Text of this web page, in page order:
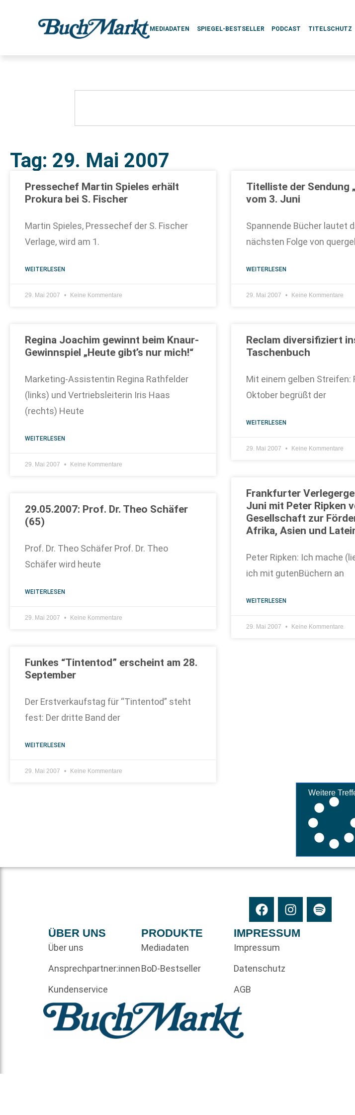
MEDIADATEN SPIEGEL-BESTSELLER PODCAST TITELSCHUTZ
Tag: 29. Mai 2007
Pressechef Martin Spieles erhält
Prokura bei S. Fischer
Martin Spieles, Pressechef der S. Fischer
Verlage, wird am 1.
WEITERLESEN
29. Mai 2007 Keine Kommentare
Titelliste der Sendung
vom 3. Juni
Spannende Bücher lautet
nächsten Folge von
WEITERLESEN
29. Mai 2007 Keine Kommentare
Regina Joachim gewinnt beim Knaur-
Gewinnspiel „Heute gibt’s nur mich!“
Marketing-Assistentin Regina Rathfelder
(links) und Vertriebsleiterin Iris Haas
(rechts) Heute
WEITERLESEN
29. Mai 2007 Keine Kommentare
Reclam diversifiziert
Taschenbuch
Mit einem gelben Streifen:
Oktober begrüßt der
WEITERLESEN
29. Mai 2007 Keine Kommentare
29.05.2007: Prof. Dr. Theo Schäfer
(65)
Prof. Dr. Theo Schäfer Prof. Dr. Theo
Schäfer wird heute
WEITERLESEN
29. Mai 2007 Keine Kommentare
Frankfurter
Juni mit Peter Ripken
Gesellschaft zur
Afrika, Asien und
Peter Ripken: Ich mache
ich mit gutenBüchern an
WEITERLESEN
29. Mai 2007 Keine Kommentare
Funkes “Tintentod” erscheint am 28.
September
Der Erstverkaufstag für “Tintentod” steht
fest: Der dritte Band der
WEITERLESEN
29. Mai 2007 Keine Kommentare
Weitere
ÜBER UNS
Über uns
Ansprechpartner:innen
Kundenservice
PRODUKTE
Mediadaten
BoD-Bestseller
IMPRESSUM
Impressum
Datenschutz
AGB